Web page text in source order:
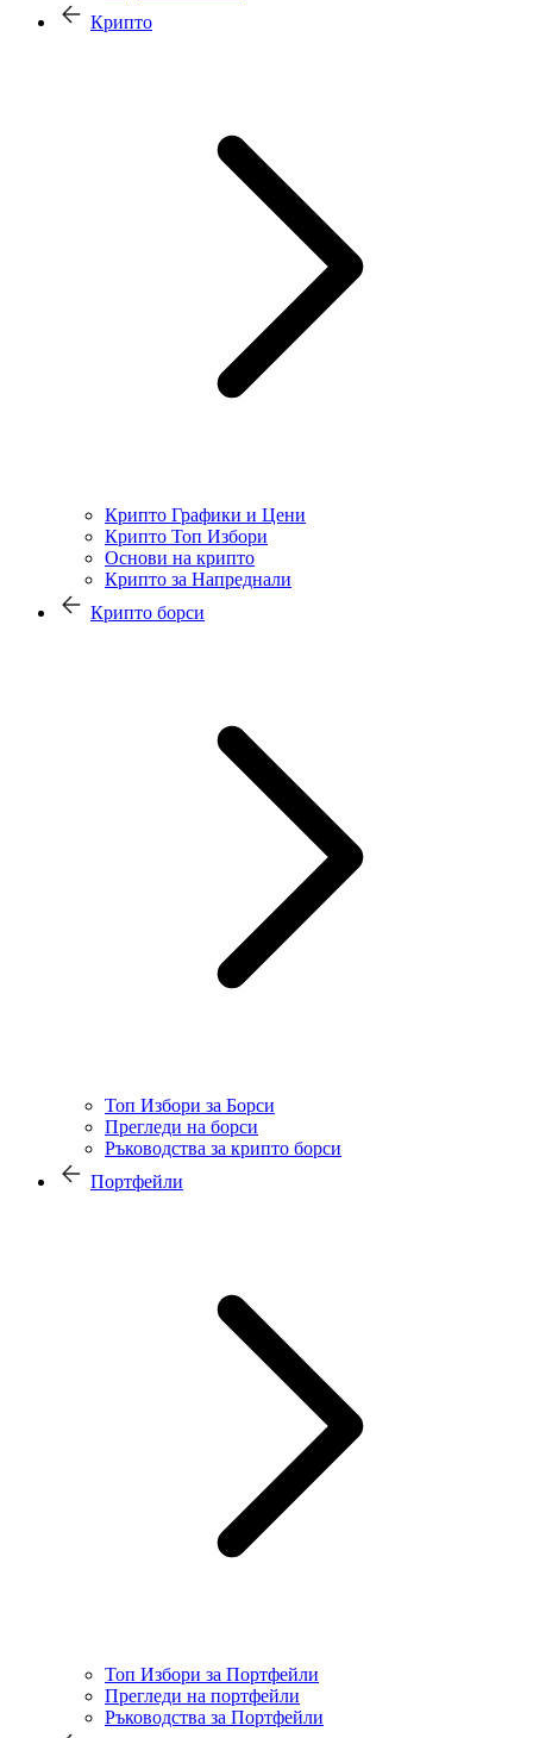
Крипто
Крипто Графики и Цени
Крипто Топ Избори
Основи на крипто
Крипто за Напреднали
Крипто борси
Топ Избори за Борси
Прегледи на борси
Ръководства за крипто борси
Портфейли
Топ Избори за Портфейли
Прегледи на портфейли
Ръководства за Портфейли